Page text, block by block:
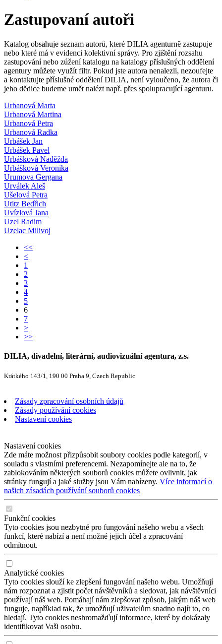
Zastupovaní autoři
Katalog obsahuje seznam autorů, které DILIA agenturně zastupuje
nebo které má v evidenci kolektivní správy. Pro zjištění rozsahu
zastupování nebo zúžení katalogu na katalogy příslušných oddělení
agentury můžete využít filtr. Pokud jste autora nenalezli, nezoufejte
a kontaktujte příslušné oddělení DILIA, není vyloučeno, že autora či
jeho dědice budeme umět nalézt např. přes spolupracující agenturu.
Urbanová Marta
Urbanová Martina
Urbanová Petra
Urbanová Radka
Urbášek Jan
Urbášek Pavel
Urbášková Naděžda
Urbášková Veronika
Urumova Gergana
Urválek Aleš
Ušelová Petra
Utitz Bedřich
Uvízlová Jana
Uzel Radim
Uzelac Milivoj
<<
<
1
2
3
4
5
6
7
>
>>
DILIA, divadelní, literární, audiovizuální agentura, z.s.
Krátkého 143/1, 190 00 Praha 9, Czech Republic
Zásady zpracování osobních údajů
Zásady používání cookies
Nastavení cookies
Nastavení cookies
Zde máte možnost přizpůsobit soubory cookies podle kategorií, v
souladu s vlastními preferencemi. Nezapomínejte ale na to, že
zablokováním některých souborů cookies můžete ovlivnit, jak
stránky fungují a jaké služby jsou Vám nabízeny. Více informací o
našich zásadách používání souborů cookies
Funkční cookies
Tyto cookies jsou nezbytné pro fungování našeho webu a všech
funkcí, které nabízí a není možné jejich účel a zpracování
odmítnout.
Analytické cookies
Tyto cookies slouží ke zlepšení fungování našeho webu. Umožňují
nám rozpoznat a zjistit počet návštěvníků a sledovat, jak návštěvníci
používají náš web. Pomáhají nám zlepšovat způsob, jakým náš web
funguje, například tak, že umožňují uživatelům snadno najít to, co
hledají. Tyto cookies neshromažďují informace, které by dokázaly
identifikovat Vaši osobu.